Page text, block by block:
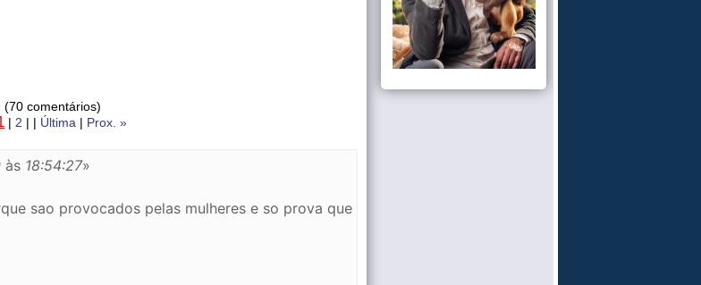
(70 comentários)
| 2 | | Última | Prox. »
às 18:54:27»
sao provocados pelas mulheres e so prova que